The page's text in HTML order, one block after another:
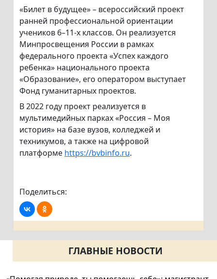
«Билет в будущее» – всероссийский проект
ранней профессиональной ориентации
учеников 6–11-х классов. Он реализуется
Минпросвещения России в рамках
федерального проекта «Успех каждого
ребенка» национального проекта
«Образование», его оператором выступает
Фонд гуманитарных проектов.
В 2022 году проект реализуется в
мультимедийных парках «Россия – Моя
история» на базе вузов, колледжей и
техникумов, а также на цифровой
платформе https://bvbinfo.ru.
Поделиться:
ГЛАВНЫЕ НОВОСТИ